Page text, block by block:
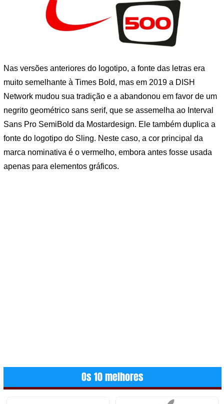
Nas versões anteriores do logotipo, a fonte das letras era
muito semelhante à Times Bold, mas em 2019 a DISH
Network mudou sua tradição e a abandonou em favor de um
negrito geométrico sans serif, que se assemelha ao Interval
Sans Pro SemiBold da Mostardesign. Ele também duplica a
fonte do logotipo do Sling. Neste caso, a cor principal da
marca nominativa é o vermelho, embora antes fosse usada
apenas para elementos gráficos.
Os 10 melhores